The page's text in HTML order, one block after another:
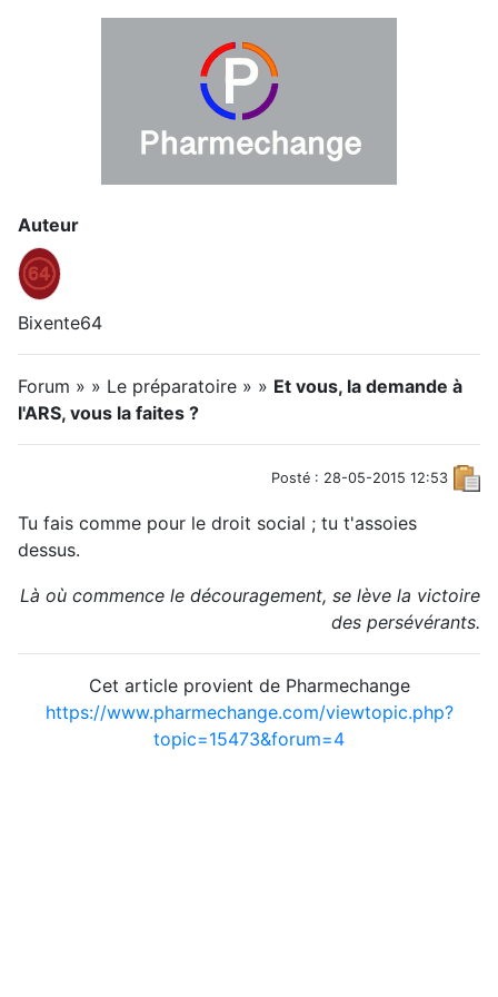
Auteur
Bixente64
Forum » » Le préparatoire » » Et vous, la demande à
l'ARS, vous la faites ?
Posté : 28-05-2015 12:53
Tu fais comme pour le droit social ; tu t'assoies
dessus.
Là où commence le découragement, se lève la victoire
des persévérants.
Cet article provient de Pharmechange
https://www.pharmechange.com/viewtopic.php?
topic=15473&forum=4